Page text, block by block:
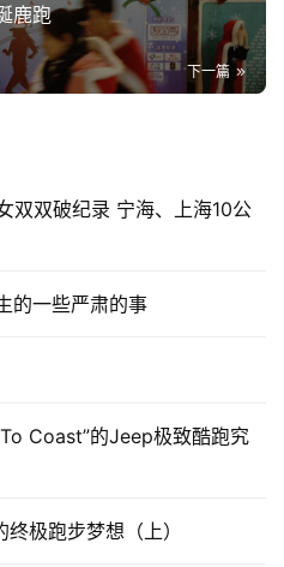
鹿跑
下一篇
双双破纪录 宁海、上海10公
的一些严肃的事
Coast”的Jeep极致酷跑究
极跑步梦想（上）